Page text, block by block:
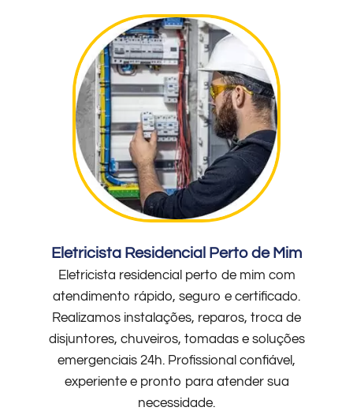
Eletricista Residencial Perto de Mim
Eletricista residencial perto de mim com
atendimento rápido, seguro e certificado.
Realizamos instalações, reparos, troca de
disjuntores, chuveiros, tomadas e soluções
emergenciais 24h. Profissional confiável,
experiente e pronto para atender sua
necessidade.